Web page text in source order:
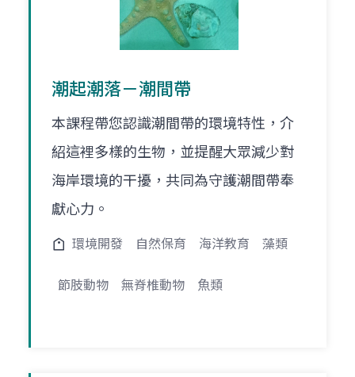
潮起潮落－潮間帶
本課程帶您認識潮間帶的環境特性，介
紹這裡多樣的生物，並提醒大眾減少對
海岸環境的干擾，共同為守護潮間帶奉
獻心力。
環境開發 自然保育 海洋教育 藻類
節肢動物 無脊椎動物 魚類